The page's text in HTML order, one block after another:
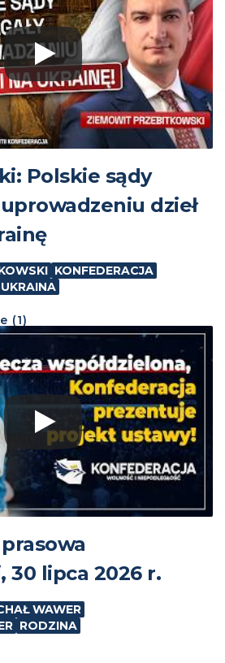
Polskie sądy
dzieł
KONFEDERACJA
UKRAINA
(1)
30 lipca 2026 r.
WAWER
RODZINA